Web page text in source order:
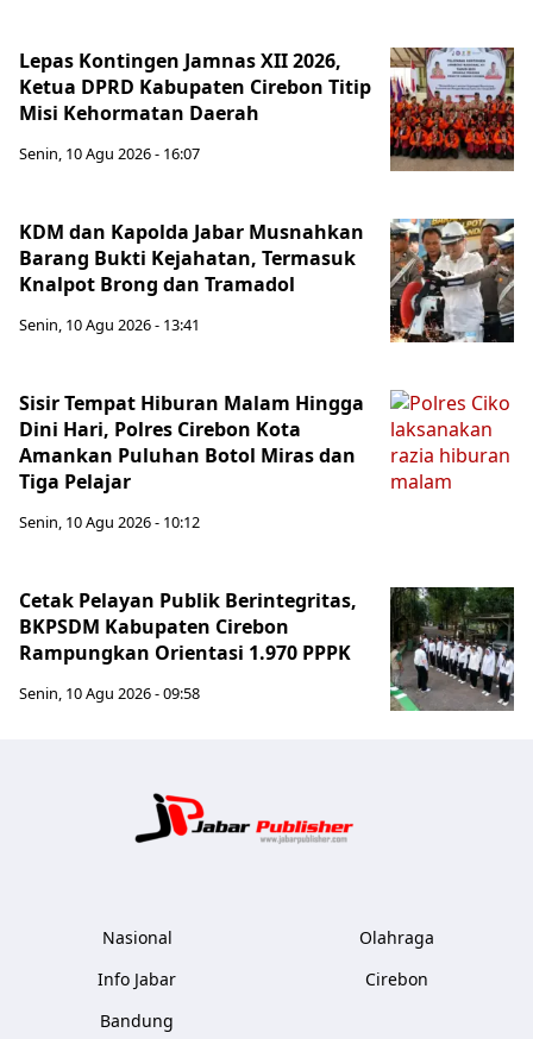
Lepas Kontingen Jamnas XII 2026,
Ketua DPRD Kabupaten Cirebon Titip
Misi Kehormatan Daerah
Senin, 10 Agu 2026 - 16:07
KDM dan Kapolda Jabar Musnahkan
Barang Bukti Kejahatan, Termasuk
Knalpot Brong dan Tramadol
Senin, 10 Agu 2026 - 13:41
Sisir Tempat Hiburan Malam Hingga
Dini Hari, Polres Cirebon Kota
Amankan Puluhan Botol Miras dan
Tiga Pelajar
Senin, 10 Agu 2026 - 10:12
Cetak Pelayan Publik Berintegritas,
BKPSDM Kabupaten Cirebon
Rampungkan Orientasi 1.970 PPPK
Senin, 10 Agu 2026 - 09:58
Nasional
Info Jabar
Bandung
Olahraga
Cirebon